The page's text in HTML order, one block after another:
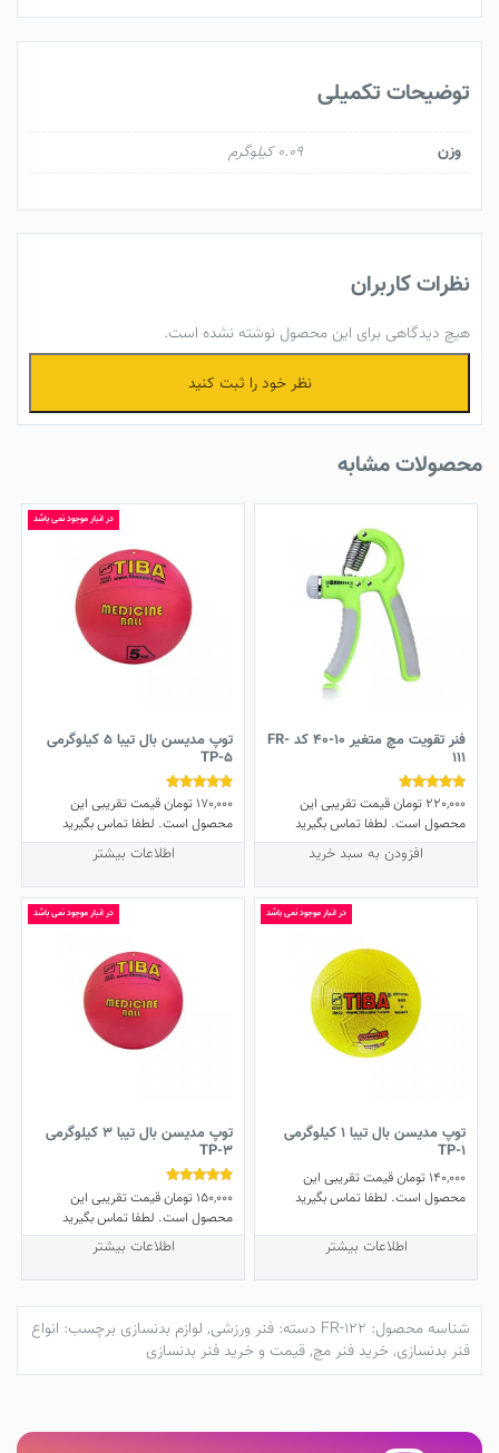
توضیحات تکمیلی
وزن 0.09 کیلوگرم
نظرات کاربران
هیچ دیدگاهی برای این محصول نوشته نشده است.
نظر خود را ثبت کنید
محصولات مشابه
فنر تقویت مچ متغیر 10-40 کد FR-
111
نمره
5.00
از 5
220,000 تومانقیمت تقریبی این
محصول است. لطفا تماس بگیرید
افزودن به سبد خرید
در انبار موجود نمی باشد
توپ مدیسن بال تیبا 5 کیلوگرمی
TP-5
نمره
5.00
از 5
170,000 تومانقیمت تقریبی این
محصول است. لطفا تماس بگیرید
اطلاعات بیشتر
در انبار موجود نمی باشد
توپ مدیسن بال تیبا 1 کیلوگرمی
TP-1
140,000 تومانقیمت تقریبی این
محصول است. لطفا تماس بگیرید
اطلاعات بیشتر
در انبار موجود نمی باشد
توپ مدیسن بال تیبا 3 کیلوگرمی
TP-3
نمره
5.00
از 5
150,000 تومانقیمت تقریبی این
محصول است. لطفا تماس بگیرید
اطلاعات بیشتر
شناسه محصول: FR-122 دسته: فنر ورزشی, لوازم بدنسازی برچسب: انواع
فنر بدنسازی, خرید فنر مچ,قیمت و خرید فنر بدنسازی